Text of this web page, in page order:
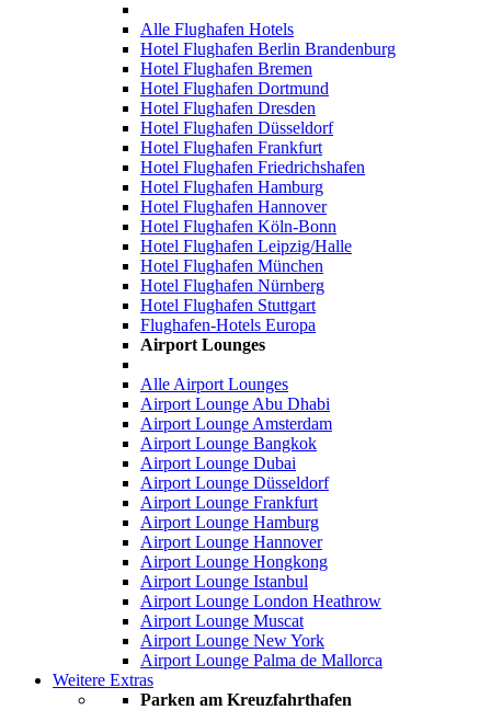
Alle Flughafen Hotels
Hotel Flughafen Berlin Brandenburg
Hotel Flughafen Bremen
Hotel Flughafen Dortmund
Hotel Flughafen Dresden
Hotel Flughafen Düsseldorf
Hotel Flughafen Frankfurt
Hotel Flughafen Friedrichshafen
Hotel Flughafen Hamburg
Hotel Flughafen Hannover
Hotel Flughafen Köln-Bonn
Hotel Flughafen Leipzig/Halle
Hotel Flughafen München
Hotel Flughafen Nürnberg
Hotel Flughafen Stuttgart
Flughafen-Hotels Europa
Airport Lounges
Alle Airport Lounges
Airport Lounge Abu Dhabi
Airport Lounge Amsterdam
Airport Lounge Bangkok
Airport Lounge Dubai
Airport Lounge Düsseldorf
Airport Lounge Frankfurt
Airport Lounge Hamburg
Airport Lounge Hannover
Airport Lounge Hongkong
Airport Lounge Istanbul
Airport Lounge London Heathrow
Airport Lounge Muscat
Airport Lounge New York
Airport Lounge Palma de Mallorca
Weitere Extras
Parken am Kreuzfahrthafen